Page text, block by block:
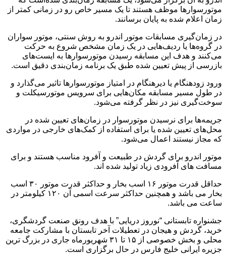
موتورسوارها موظف هستند تا یک مسیر خاص رو در زمانی کمتر از
زمان اعلام شده به پایان برسانند.
در زمان‌گیری مسابقات موتور اندرو به روش سنتی، موتور سواران
در گروه‌ها یا ردیف‌هایی در یک زمان مشخص شروع به حرکت
می‌کنند و هدف این مسابقه رسیدن موتورسوارها به ایست‌های
بازرسی از پیش تعیین شده طبق یک برنامه زمان‌بندی دقیق است.
ورود زودهنگام یا دیرهنگام در امتیاز موتورسوارها تاثیر می‌گذارد و
در طول مسیر مسابقه مکان‌هایی برای سرویس موتورسیکلت و
سوخت‌گیری نیز در نظر گرفته می‌شود.
جریمه‌ها برای نرسیدن موتورسوار در زمان‌های تعیین شده در
محل‌های تعیین شده یا برای استفاده از کمک‌های خارجی در مواردی
که مجاز نیستند اعمال می‌شود.
موتور اندرو برای گردش در طبیعت و آفرود مناسب هستند و برای
مسافت های آفرودی زیاد تولید شده اند.
حداقل قدرت موتور ۱۶ اسب بخار و حداکثر قدرت موتور ۳۰ اسب
بخار می باشد و همچنین حداکثر سرعت اسمی آن ۱۲۰ کیلومتر در
ساعت می باشد.
جشنواره تابستانی “نوروز دریایی” با هدف رونق صنعت گردشگری،
خرید، گردش و هیجان در تعطیلات آخر تابستان با مشارکت جامعه
محلی و بخش خصوصی از ۱۵ تا ۳۱ شهریورماه جاری در بزرگ ترین
جزیره ایرانی خلیج فارس در حال برگزاری است.